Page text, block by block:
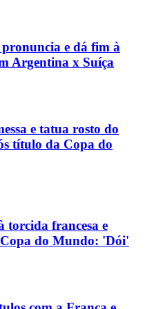
e dá fim à
Argentina x Suíça
e tatua rosto do
título da Copa do
torcida francesa e
Copa do Mundo: 'Dói'